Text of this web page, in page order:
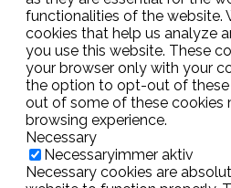
functionalities of the website.
cookies that help us analyze
you use this website. These
your browser only with your
the option to opt-out of these
out of some of these cookies
browsing experience.
Necessary
Necessaryimmer aktiv
Necessary cookies are